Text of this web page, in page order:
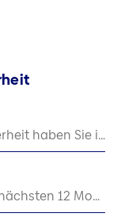
Welche Änderungen an Ihrer IT-Sicherheit haben Sie in den letzten 12 Monaten umgesetzt?
Welche Verbesserungen sind für die nächsten 12 Monate geplant?